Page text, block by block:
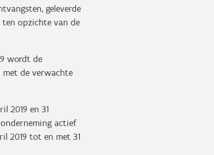
geleverde
opzichte van de
wordt de
met de verwachte
2019 en 31
actief
2019 tot en met 31